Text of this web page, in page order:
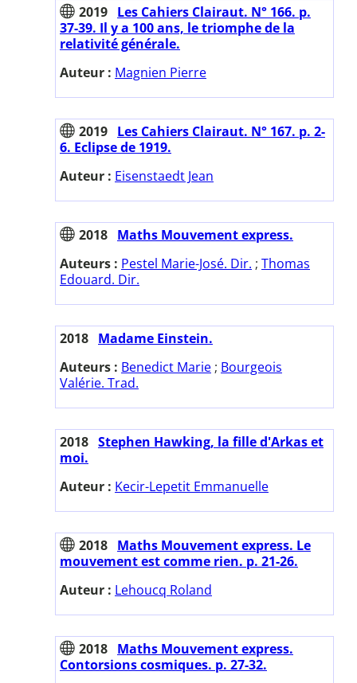
2019 Les Cahiers Clairaut. N° 166. p.
37-39. Il y a 100 ans, le triomphe de la
relativité générale.
Auteur : Magnien Pierre
2019 Les Cahiers Clairaut. N° 167. p. 2-
6. Eclipse de 1919.
Auteur : Eisenstaedt Jean
2018 Maths Mouvement express.
Auteurs : Pestel Marie-José. Dir. ; Thomas
Edouard. Dir.
2018 Madame Einstein.
Auteurs : Benedict Marie ; Bourgeois
Valérie. Trad.
2018 Stephen Hawking, la fille d'Arkas et
moi.
Auteur : Kecir-Lepetit Emmanuelle
2018 Maths Mouvement express. Le
mouvement est comme rien. p. 21-26.
Auteur : Lehoucq Roland
2018 Maths Mouvement express.
Contorsions cosmiques. p. 27-32.